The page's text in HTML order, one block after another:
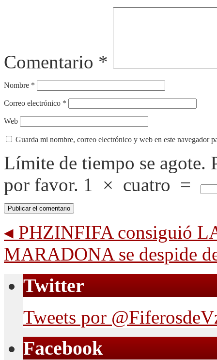
Comentario *
Nombre *
Correo electrónico *
Web
Guarda mi nombre, correo electrónico y web en este navegador
Límite de tiempo se agote.
por favor. 1 × cuatro =
◂ PHZINFIFA consiguió
MARADONA se despide
Twitter
Tweets por
Facebook